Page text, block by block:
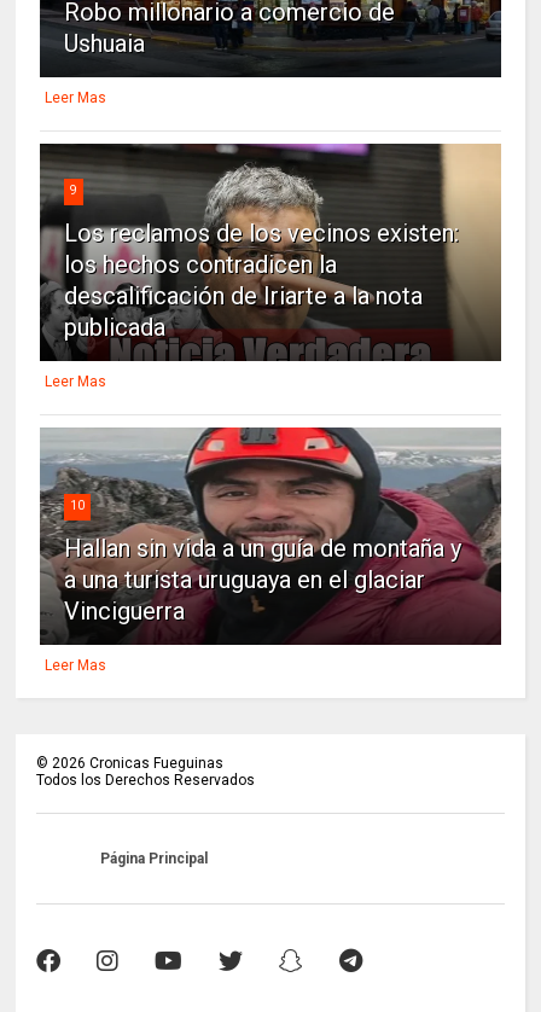
Robo millonario a comercio de
Ushuaia
Leer Mas
9
Los reclamos de los vecinos existen:
los hechos contradicen la
descalificación de Iriarte a la nota
publicada
Leer Mas
10
Hallan sin vida a un guía de montaña y
a una turista uruguaya en el glaciar
Vinciguerra
Leer Mas
© 2026 Cronicas Fueguinas
Todos los Derechos Reservados
Página Principal